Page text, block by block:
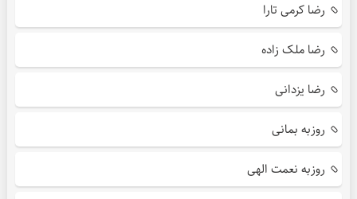
رضا کرمی تارا
رضا ملک زاده
رضا یزدانی
روزبه بمانی
روزبه نعمت الهی